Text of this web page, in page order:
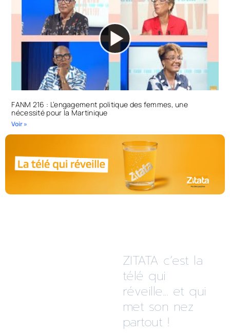
FANM 216 : L’engagement politique des femmes, une
nécessité pour la Martinique
Voir »
ZITATA c’est la
télé qui
réveille... et qui
met son nez
partout !